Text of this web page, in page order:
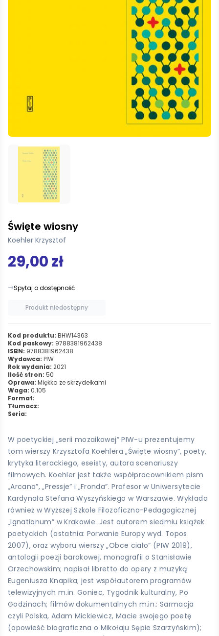
Święte wiosny
Koehler Krzysztof
29,00 zł
Spytaj o dostępność
Produkt niedostępny
Kod produktu: BHW14363
Kod paskowy: 9788381962438
ISBN: 9788381962438
Wydawca: PIW
Rok wydania: 2021
Ilość stron: 50
Oprawa: Miękka ze skrzydełkami
Waga: 0.105
Format:
Tłumacz:
Seria:
W poetyckiej „serii mozaikowej” PIW-u prezentujemy
tom wierszy Krzysztofa Koehlera „Święte wiosny”, poety,
krytyka literackiego, eseisty, autora scenariuszy
filmowych. Koehler jest także współpracownikiem pism
„Arcana”, „Pressje” i „Fronda”. Profesor w Uniwersytecie
Kardynała Stefana Wyszyńskiego w Warszawie. Wykłada
również w Wyższej Szkole Filozoficzno-Pedagogicznej
„Ignatianum” w Krakowie. Jest autorem siedmiu książek
poetyckich (ostatnia: Porwanie Europy wyd. Topos
2007), oraz wyboru wierszy „Obce ciało” (PIW 2019),
antologii poezji barokowej, monografii o Stanisławie
Orzechowskim; napisał libretto do opery z muzyką
Eugeniusza Knapika; jest współautorem programów
telewizyjnych m.in. Goniec, Tygodnik kulturalny, Po
Godzinach; filmów dokumentalnych m.in.: Sarmacja
czyli Polska, Adam Mickiewicz, Macie swojego poetę
(opowieść biograficzna o Mikołaju Sępie Szarzyńskim);